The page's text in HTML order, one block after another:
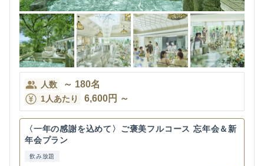
人数 ～ 180名
1人あたり 6,600円 ～
〈一年の感謝を込めて〉ご褒美フルコース 忘年会＆新
年会プラン
飲み放題